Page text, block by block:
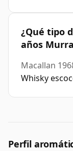
¿Qué tipo
años
Macallan
Whisky
Perfil